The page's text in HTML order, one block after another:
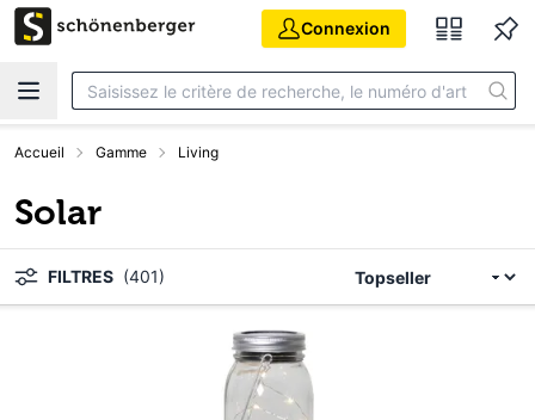
Aller au contenu principal
Connexion
Accueil Gamme Living
Solar
FILTRES (401)